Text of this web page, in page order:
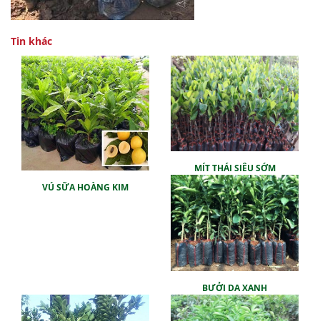
Tin khác
VÚ SỮA HOÀNG KIM
MÍT THÁI SIÊU SỚM
BƯỞI DA XANH